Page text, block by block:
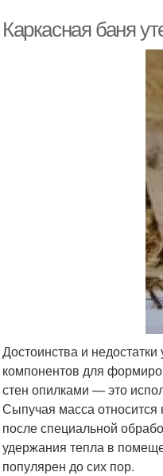
Каркасная баня
Достоинства и
компонентов для
стен опилками — это
Сыпучая масса
после специальной
удержания тепла в
популярен до сих пор.